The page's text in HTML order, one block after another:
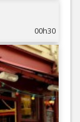
00h30